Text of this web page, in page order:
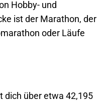
Hobby- und
ist der Marathon, der
oder Läufe
dich über etwa 42,195